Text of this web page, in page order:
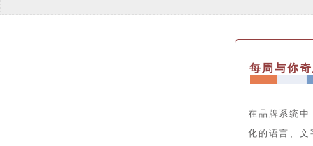
每周与你
在品牌系统
化的语言、